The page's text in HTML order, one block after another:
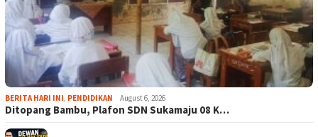
BERITA HARI INI PENDIDIKAN August 6, 2026
Ditopang Bambu, Plafon SDN Sukamaju 08 K…